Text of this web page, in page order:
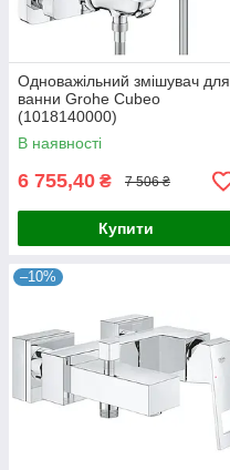
Одноважільний змішувач для
ванни Grohe Cubeo
(1018140000)
В наявності
6 755,40 ₴ 7 506 ₴
Купити
–10%